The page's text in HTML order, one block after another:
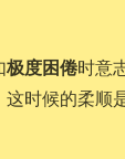
极度困倦时意
时候的柔顺